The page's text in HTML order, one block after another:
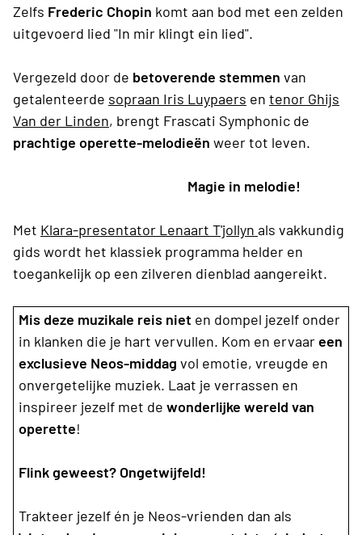
Zelfs Frederic Chopin komt aan bod met een zelden
uitgevoerd lied "In mir klingt ein lied".
Vergezeld door de betoverende stemmen van
getalenteerde sopraan Iris Luypaers en tenor Ghijs
Van der Linden, brengt Frascati Symphonic de
prachtige operette-melodieën weer tot leven.
Magie in melodie!
Met Klara-presentator Lenaart T'jollyn als vakkundig
gids wordt het klassiek programma helder en
toegankelijk op een zilveren dienblad aangereikt.
Mis deze muzikale reis niet en dompel jezelf onder
in klanken die je hart vervullen. Kom en ervaar een
exclusieve Neos-middag vol emotie, vreugde en
onvergetelijke muziek. Laat je verrassen en
inspireer jezelf met de wonderlijke wereld van
operette!
Flink geweest? Ongetwijfeld!
Trakteer jezelf én je Neos-vrienden dan als